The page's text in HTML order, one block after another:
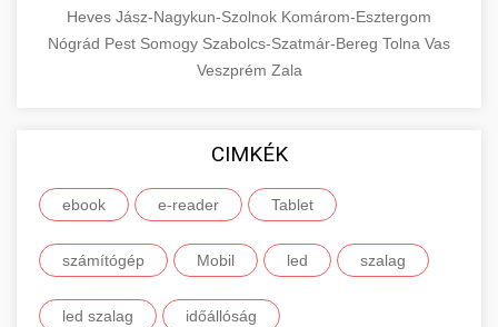
Heves Jász-Nagykun-Szolnok Komárom-Esztergom
Nógrád Pest Somogy Szabolcs-Szatmár-Bereg Tolna Vas
Veszprém Zala
CIMKÉK
ebook e-reader Tablet
számítógép Mobil led szalag
led szalag időállóság